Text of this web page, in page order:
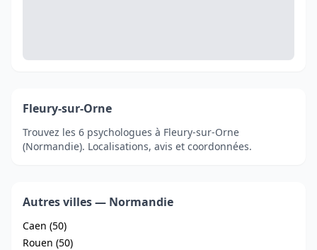
Fleury-sur-Orne
Trouvez les 6 psychologues à Fleury-sur-Orne
(Normandie). Localisations, avis et coordonnées.
Autres villes — Normandie
Caen (50)
Rouen (50)